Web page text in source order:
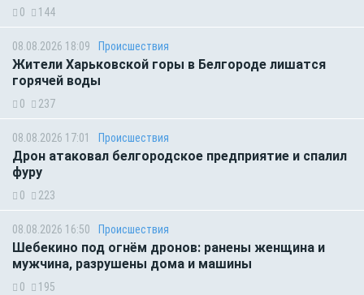
0 144
08.08.2026 18:09 Происшествия
Жители Харьковской горы в Белгороде лишатся
горячей воды
0 237
08.08.2026 17:01 Происшествия
Дрон атаковал белгородское предприятие и спалил
фуру
0 223
08.08.2026 16:50 Происшествия
Шебекино под огнём дронов: ранены женщина и
мужчина, разрушены дома и машины
0 195